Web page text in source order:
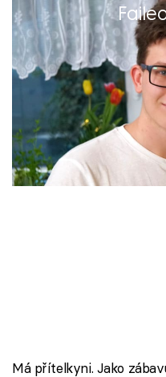
Témata
Recepty
Články
TV Program
Sledujte prima+
Roman (17) je
střední škole –
gastronomie.
Má přítelkyni. Jako